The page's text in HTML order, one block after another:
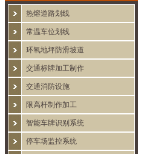
热熔道路划线
常温车位划线
环氧地坪防滑坡道
交通标牌加工制作
交通消防设施
限高杆制作加工
智能车牌识别系统
停车场监控系统